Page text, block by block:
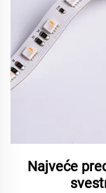
Najveće